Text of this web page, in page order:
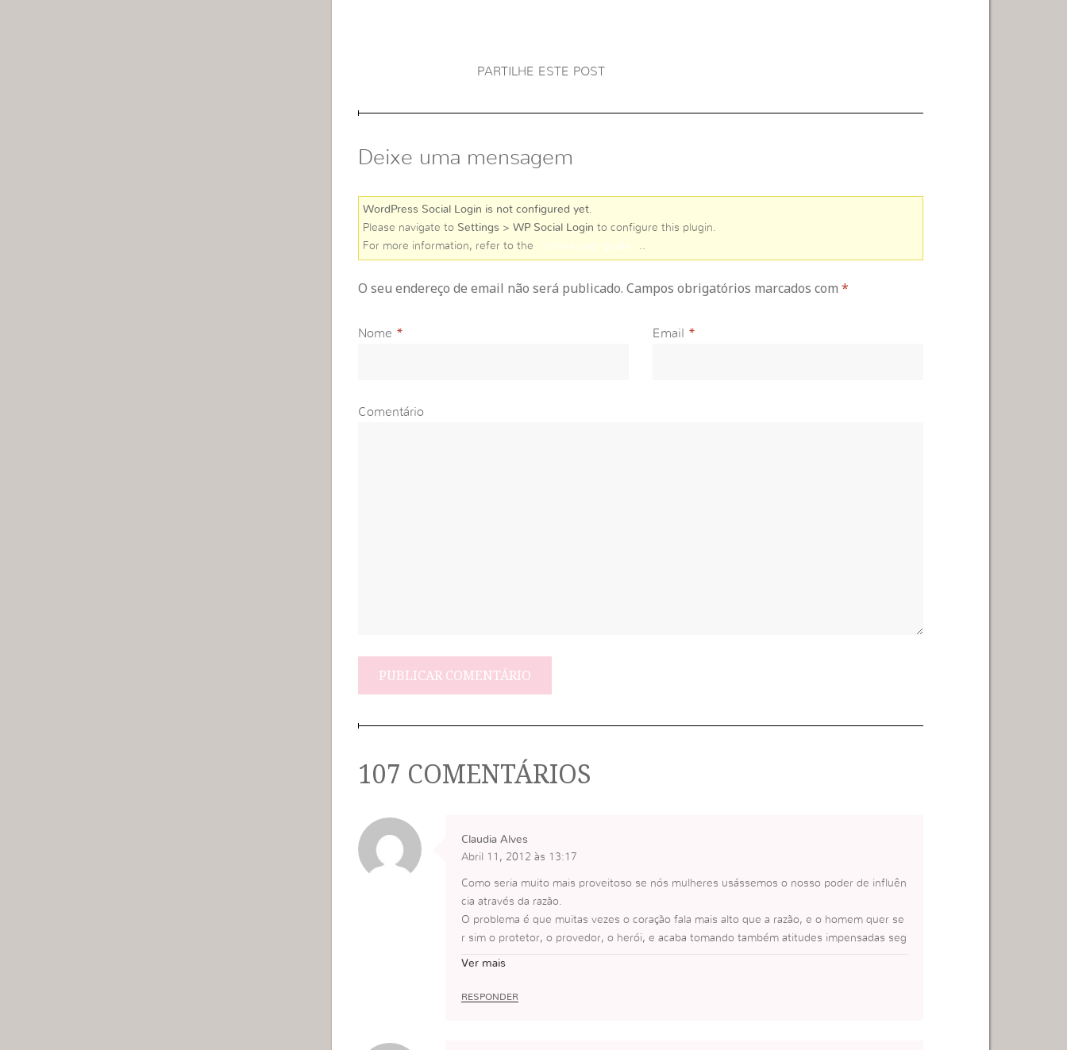
PARTILHE ESTE POST
Deixe uma mensagem
WordPress Social Login is not configured yet.
Please navigate to Settings > WP Social Login to configure this plugin.
For more information, refer to the
online user guide
O seu endereço de email não será publicado. Campos obrigatórios marcados com *
Nome * Email *
Comentário
107 COMENTÁRIOS
Claudia Alves
Abril 11, 2012 às 13:17
Como seria muito mais proveitoso se nós mulheres usássemos o nosso poder de influên
cia através da razão.
O problema é que muitas vezes o coração fala mais alto que a razão, e o homem quer se
r sim o protetor, o provedor, o herói, e acaba tomando também atitudes impensadas seg
uindo o coração da sua amada.
o que prevalece são os sentimentos. Primeiro tenho que resolver dentro de mim, e detal
Ver mais
RESPONDER